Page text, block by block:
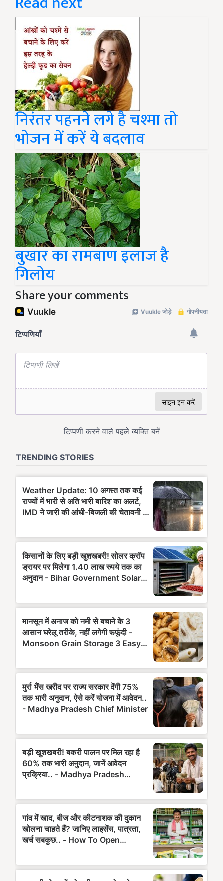
निरंतर पहनने लगे है चश्मा तो
भोजन में करें ये बदलाव
बुखार का रामबाण इलाज है
गिलोय
Share your comments